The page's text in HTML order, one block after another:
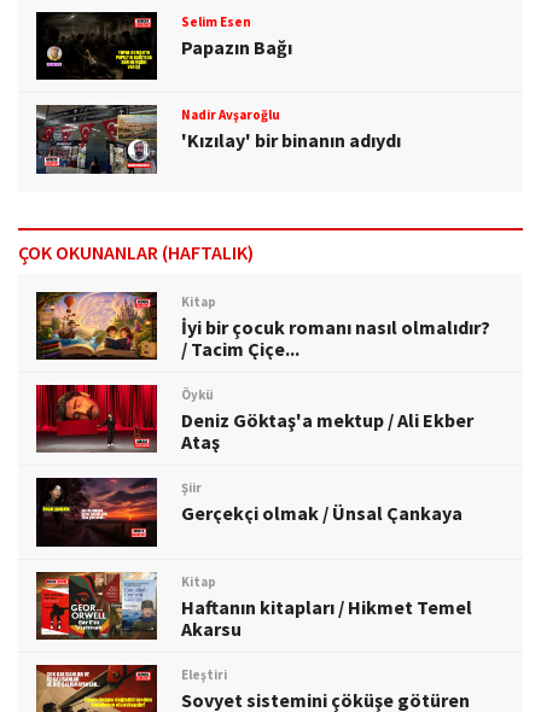
Selim Esen
Papazın Bağı
Nadir Avşaroğlu
'Kızılay' bir binanın adıydı
ÇOK OKUNANLAR (HAFTALIK)
Kitap
İyi bir çocuk romanı nasıl olmalıdır?
/ Tacim Çiçe...
Öykü
Deniz Göktaş'a mektup / Ali Ekber
Ataş
Şiir
Gerçekçi olmak / Ünsal Çankaya
Kitap
Haftanın kitapları / Hikmet Temel
Akarsu
Eleştiri
Sovyet sistemini çöküşe götüren